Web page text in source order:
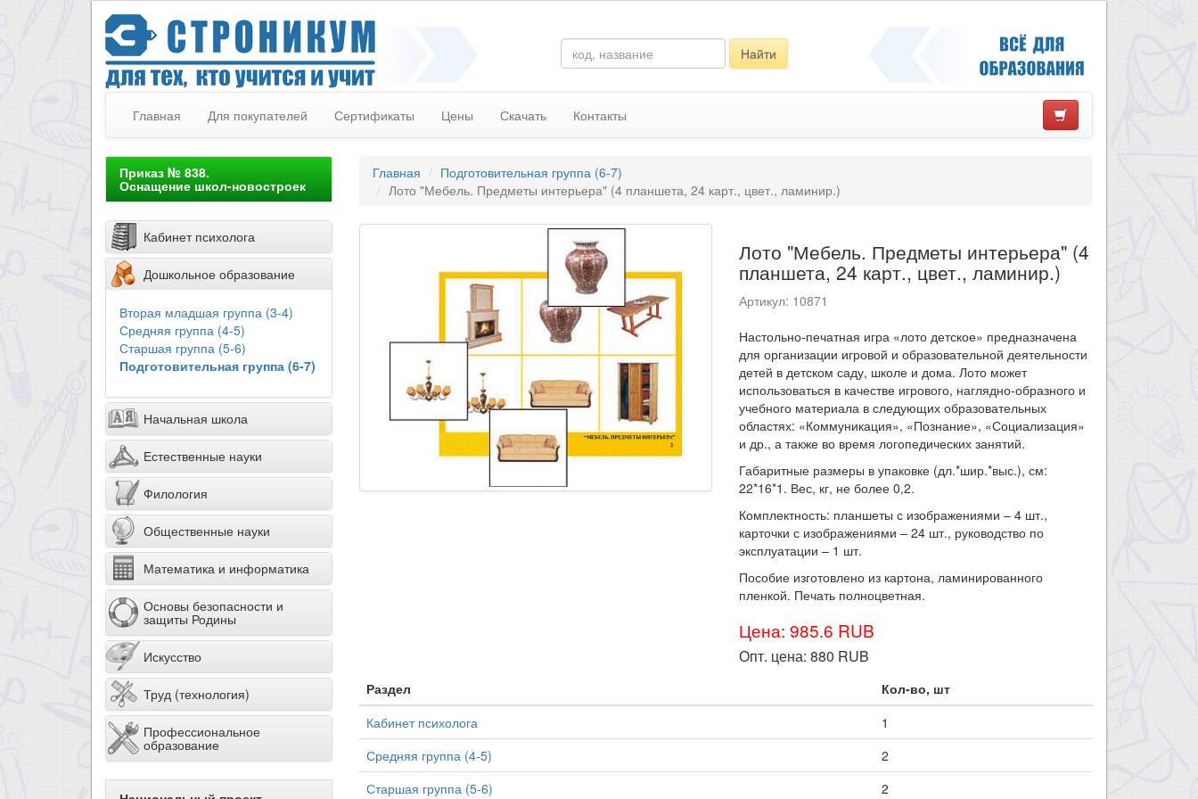
Найти
Главная Для покупателей Сертификаты Цены Скачать Контакты
Приказ № 838.
Оснащение школ-новостроек
Кабинет психолога
Дошкольное образование
Вторая младшая группа (3-4)
Средняя группа (4-5)
Старшая группа (5-6)
Подготовительная группа (6-7)
Начальная школа
Естественные науки
Филология
Общественные науки
Математика и информатика
Основы безопасности и
защиты Родины
Искусство
Труд (технология)
Профессиональное
образование
Главная
Подготовительная группа (6-7)
Лото "Мебель. Предметы интерьера" (4 планшета, 24 карт., цвет., ламинир.)
Лото "Мебель. Предметы интерьера" (4
планшета, 24 карт., цвет., ламинир.)
Артикул: 10871
Настольно-печатная игра «лото детское» предназначена
для организации игровой и образовательной деятельности
детей в детском саду, школе и дома. Лото может
использоваться в качестве игрового, наглядно-образного и
учебного материала в следующих образовательных
областях: «Коммуникация», «Познание», «Социализация»
и др., а также во время логопедических занятий.
Габаритные размеры в упаковке (дл.*шир.*выс.), см:
22*16*1. Вес, кг, не более 0,2.
Комплектность: планшеты с изображениями – 4 шт.,
карточки с изображениями – 24 шт., руководство по
эксплуатации – 1 шт.
Пособие изготовлено из картона, ламинированного
пленкой. Печать полноцветная.
Цена: 985.6 RUB
Опт. цена:880 RUB
Раздел
Кол-во, шт
Кабинет психолога
1
Средняя группа (4-5)
2
Старшая группа (5-6)
2